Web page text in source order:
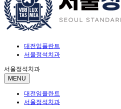
대전임플란트
서울정석치과
서울정석치과
MENU
대전임플란트
서울정석치과